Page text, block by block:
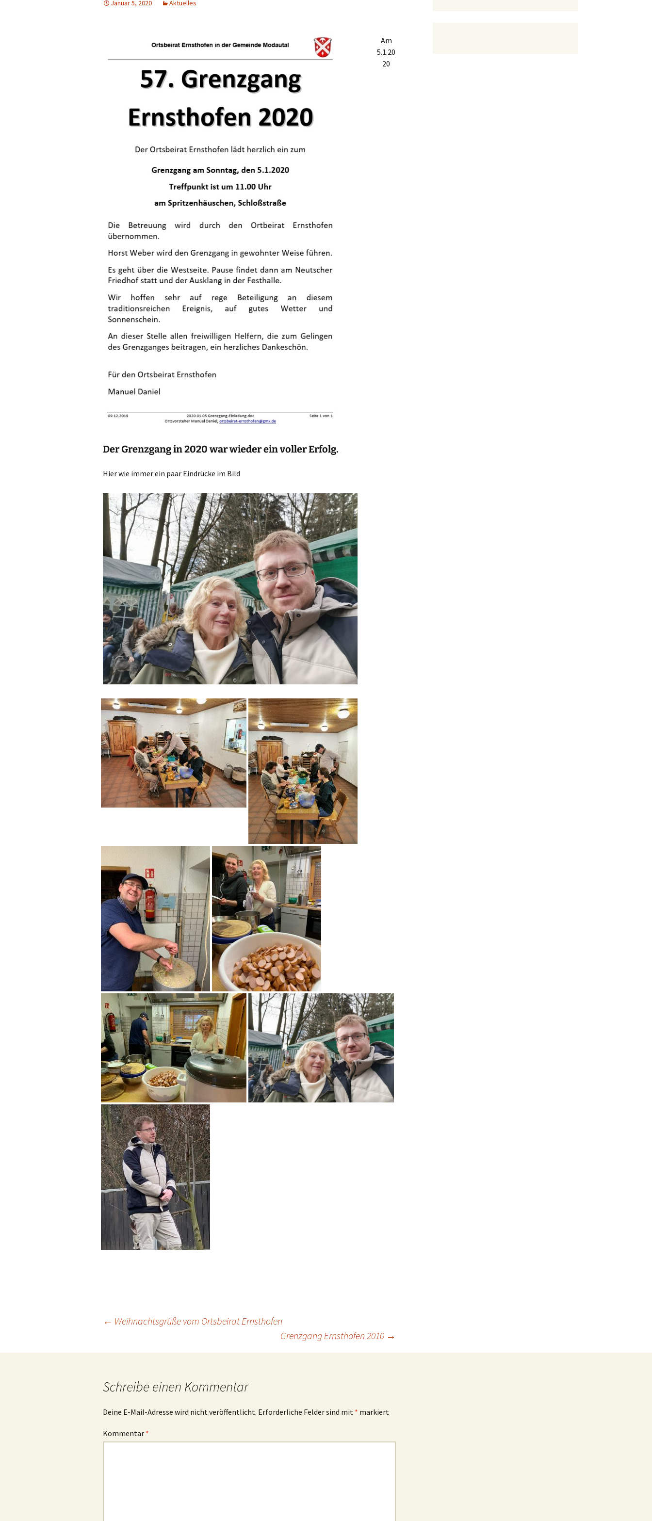
Geschichte Ernsthofens
Zeittafel zur Geschichte
Kerb Ernsthofen 2018
Kerb Ernsthofen 2017
650 Jahre Ernsthofen
Kerb Ernsthofen 2008
Januar 5, 2020 Aktuelles
Am
5.1.20
20
Der Grenzgang in 2020 war wieder ein voller Erfolg.
Hier wie immer ein paar Eindrücke im Bild
Beitragsnavigation
← Weihnachtsgrüße vom Ortsbeirat Ernsthofen
Grenzgang Ernsthofen 2010 →
Schreibe einen Kommentar
Deine E-Mail-Adresse wird nicht veröffentlicht. Erforderliche Felder sind mit * markiert
Kommentar *